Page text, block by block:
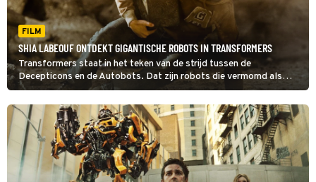
FILM
SHIA LABEOUF ONTDEKT GIGANTISCHE ROBOTS IN TRANSFORMERS
Transformers staat in het teken van de strijd tussen de
Decepticons en de Autobots. Dat zijn robots die vermomd als
auto over de aarde crossen.